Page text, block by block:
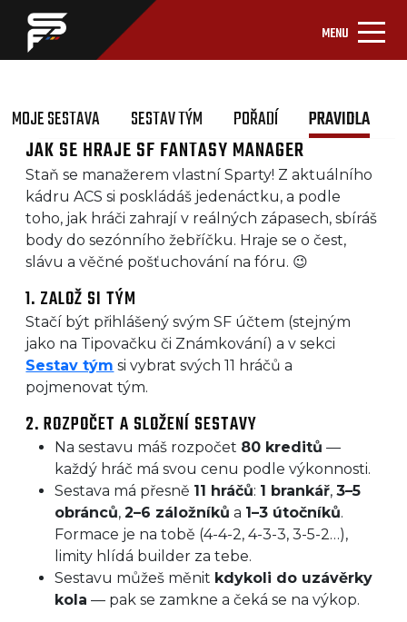
MENU
MOJE SESTAVA SESTAV TÝM POŘADÍ PRAVIDLA
JAK SE HRAJE SF FANTASY MANAGER
Staň se manažerem vlastní Sparty! Z aktuálního
kádru ACS si poskládáš jedenáctku, a podle
toho, jak hráči zahrají v reálných zápasech, sbíráš
body do sezónního žebříčku. Hraje se o čest,
slávu a věčné pošťuchování na fóru. 😉
1. ZALOŽ SI TÝM
Stačí být přihlášený svým SF účtem (stejným
jako na Tipovačku či Známkování) a v sekci
Sestav tým si vybrat svých 11 hráčů a
pojmenovat tým.
2. ROZPOČET A SLOŽENÍ SESTAVY
Na sestavu máš rozpočet 80 kreditů —
každý hráč má svou cenu podle výkonnosti.
Sestava má přesně 11 hráčů: 1 brankář,3–5
obránců,2–6 záložníků a 1–3 útočníků.
Formace je na tobě (4-4-2, 4-3-3, 3-5-2…),
limity hlídá builder za tebe.
Sestavu můžeš měnit kdykoli do uzávěrky
kola — pak se zamkne a čeká se na výkop.